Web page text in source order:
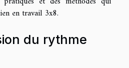
en travail 3x8.
du rythme